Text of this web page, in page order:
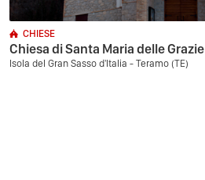
CHIESE
Chiesa di Santa Maria delle Grazie
Isola del Gran Sasso d'Italia - Teramo (TE)